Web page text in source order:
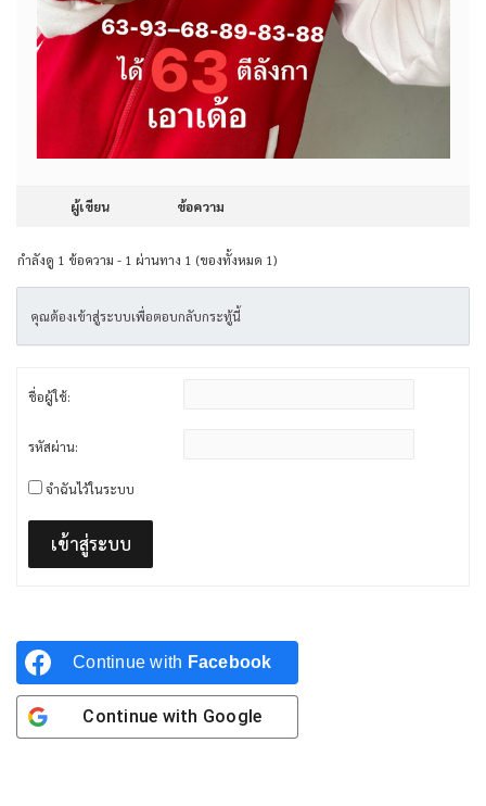
ผู้เขียน ข้อความ
กำลังดู 1 ข้อความ - 1 ผ่านทาง 1 (ของทั้งหมด 1)
คุณต้องเข้าสู่ระบบเพื่อตอบกลับกระทู้นี้
ชื่อผู้ใช้:
รหัสผ่าน:
จำฉันไว้ในระบบ
เข้าสู่ระบบ
Continue with Facebook
Continue with Google